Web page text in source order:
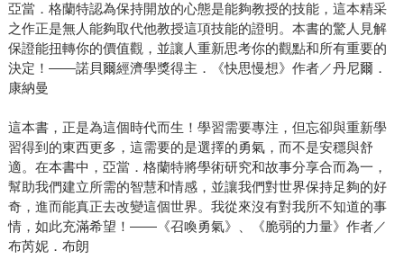
亞當．格蘭特認為保持開放的心態是能夠教授的技能，這本精采
之作正是無人能夠取代他教授這項技能的證明。本書的驚人見解
保證能扭轉你的價值觀，並讓人重新思考你的觀點和所有重要的
決定！——諾貝爾經濟學獎得主．《快思慢想》作者／丹尼爾．
康納曼
這本書，正是為這個時代而生！學習需要專注，但忘卻與重新學
習得到的東西更多，這需要的是選擇的勇氣，而不是安穩與舒
適。在本書中，亞當．格蘭特將學術研究和故事分享合而為一，
幫助我們建立所需的智慧和情感，並讓我們對世界保持足夠的好
奇，進而能真正去改變這個世界。我從來沒有對我所不知道的事
情，如此充滿希望！――《召喚勇氣》、《脆弱的力量》作者／
布芮妮．布朗